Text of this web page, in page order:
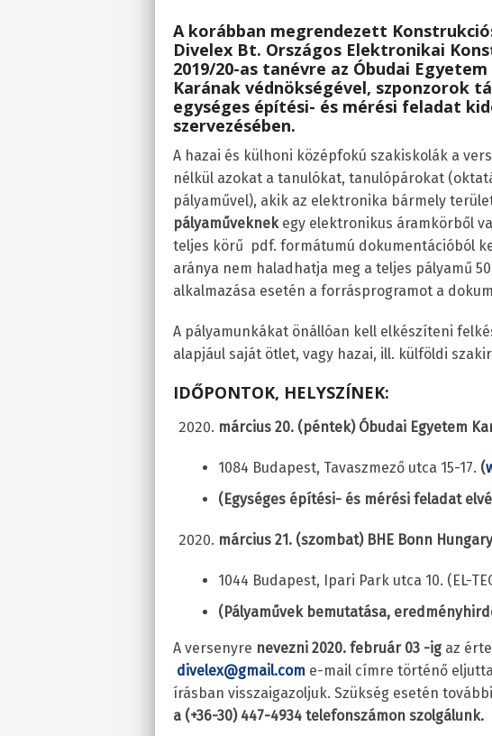
A korábban megrendezett
Divelex Bt. Országos Elektronikai
2019/20-as tanévre az Óbudai Egyetem
Karának védnökségével, szponzorok
egységes építési- és mérési feladat
szervezésében.
A hazai és külhoni középfokú szakiskolák a
nélkül azokat a tanulókat, tanulópárokat
pályaművel), akik az elektronika bármely
pályaműveknekegy elektronikus áramkörből
teljes körű pdf. formátumú dokumentációból
aránya nem haladhatja meg a teljes pályamű
alkalmazása esetén a forrásprogramot a
A pályamunkákat önállóan kell elkészíteni
alapjául saját ötlet, vagy hazai, ill. külföldi
IDŐPONTOK, HELYSZÍNEK:
március 20. (péntek) Óbudai Egyetem
1084 Budapest, Tavaszmező utca 15-17. (
(Egységes építési- és mérési feladat
március 21. (szombat) BHE Bonn
1044 Budapest, Ipari Park utca 10. (EL-
(Pályaművek bemutatása,
A versenyre nevezni 2020. február 03 -ig az
divelex@gmail.com e-mail címre történő
írásban visszaigazoljuk. Szükség esetén további
a (+36-30) 447-4934 telefonszámon szolgálunk.